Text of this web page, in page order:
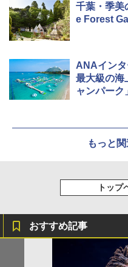
千葉・季美
e Forest
ANAイン
最大級の海
ャンパーク
もっと
トップ
おすすめ記事